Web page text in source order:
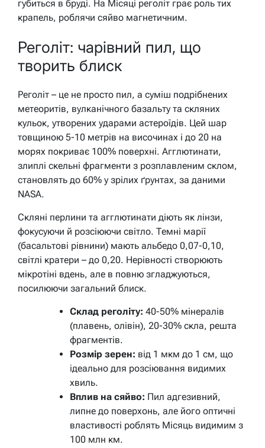
губиться в бруді. На Місяці реголіт грає роль тих
крапель, роблячи сяйво магнетичним.
Реголіт: чарівний пил, що
творить блиск
Реголіт – це не просто пил, а суміш подрібнених
метеоритів, вулканічного базальту та скляних
кульок, утворених ударами астероїдів. Цей шар
товщиною 5-10 метрів на височинах і до 20 на
морях покриває 100% поверхні. Агглютинати,
злиплі скельні фрагменти з розплавленим склом,
становлять до 60% у зрілих ґрунтах, за даними
NASA.
Скляні перлини та агглютинати діють як лінзи,
фокусуючи й розсіюючи світло. Темні марії
(басальтові рівнини) мають альбедо 0,07-0,10,
світлі кратери – до 0,20. Нерівності створюють
мікротіні вдень, але в повню згладжуються,
посилюючи загальний блиск.
Склад реголіту: 40-50% мінералів
(плавень, олівін), 20-30% скла, решта
фрагментів.
Розмір зерен: від 1 мкм до 1 см, що
ідеально для розсіювання видимих
хвиль.
Вплив на сяйво: Пил адгезивний,
липне до поверхонь, але його оптичні
властивості роблять Місяць видимим з
100 млн км.